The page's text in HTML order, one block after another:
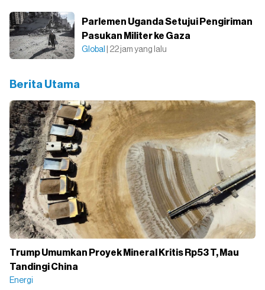
Parlemen Uganda Setujui Pengiriman
Pasukan Militer ke Gaza
Global | 22 jam yang lalu
Berita Utama
Trump Umumkan Proyek Mineral Kritis Rp53 T, Mau
Tandingi China
Energi